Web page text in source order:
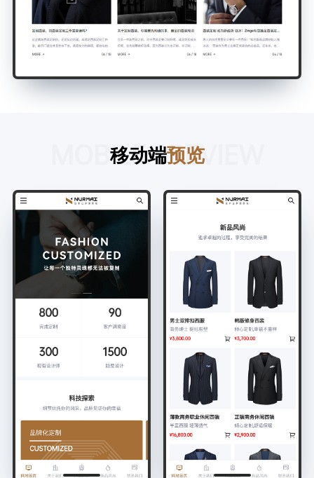
移动端预览
MOBILE PREVIEW